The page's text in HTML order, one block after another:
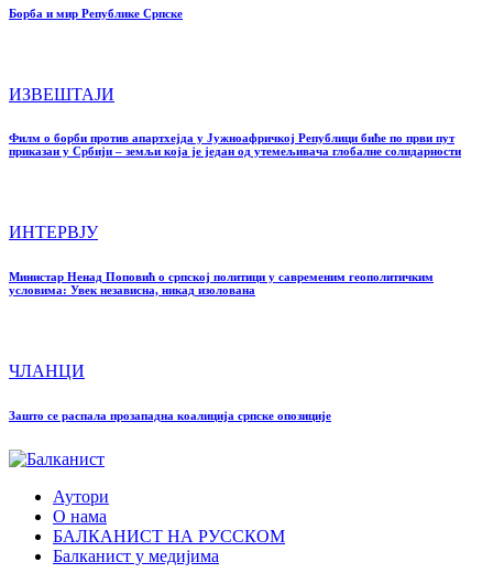
Борба и мир Републике Српске
ИЗВЕШТАЈИ
Филм о борби против апартхејда у Јужноафричкој Републици биће по први пут
приказан у Србији – земљи која је један од утемељивача глобалне солидарности
ИНТЕРВЈУ
Министар Ненад Поповић о српској политици у савременим геополитичким
условима: Увек независна, никад изолована
ЧЛАНЦИ
Зашто се распала прозападна коалиција српске опозиције
Аутори
О нама
БАЛКАНИСТ НА РУССКОМ
Балканист у медијима